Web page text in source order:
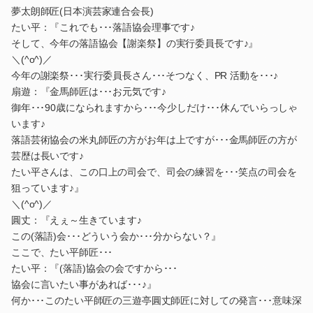
夢太朗師匠(日本演芸家連合会長)
たい平：『これでも･･･落語協会理事です♪
そして、今年の落語協会【謝楽祭】の実行委員長です♪』
＼(^o^)／
今年の謝楽祭･･･実行委員長さん･･･そつなく、PR 活動を･･･♪
扇遊：『金馬師匠は･･･お元気です♪
御年･･･90歳になられますから･･･今少しだけ･･･休んでいらっしゃ
います♪
落語芸術協会の米丸師匠の方がお年は上ですが･･･金馬師匠の方が
芸歴は長いです♪
たい平さんは、この口上の司会で、司会の練習を･･･笑点の司会を
狙っています♪』
＼(^o^)／
圓丈：『えぇ～生きています♪
この(落語)会･･･どういう会か･･･分からない？』
ここで、たい平師匠･･･
たい平：『(落語)協会の会ですから･･･
協会に言いたい事があれば･･･♪』
何か･･･このたい平師匠の三遊亭圓丈師匠に対しての発言･･･意味深